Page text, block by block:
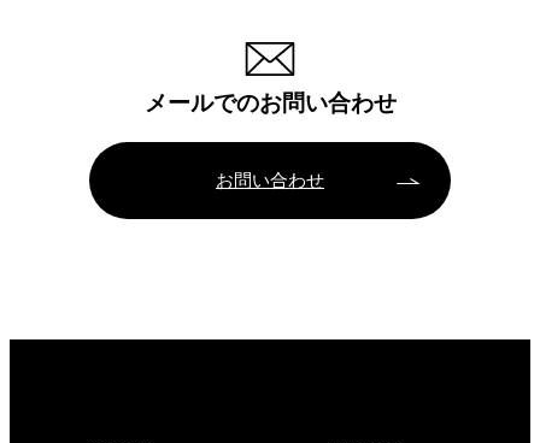
メールでのお問い合わせ
お問い合わせ